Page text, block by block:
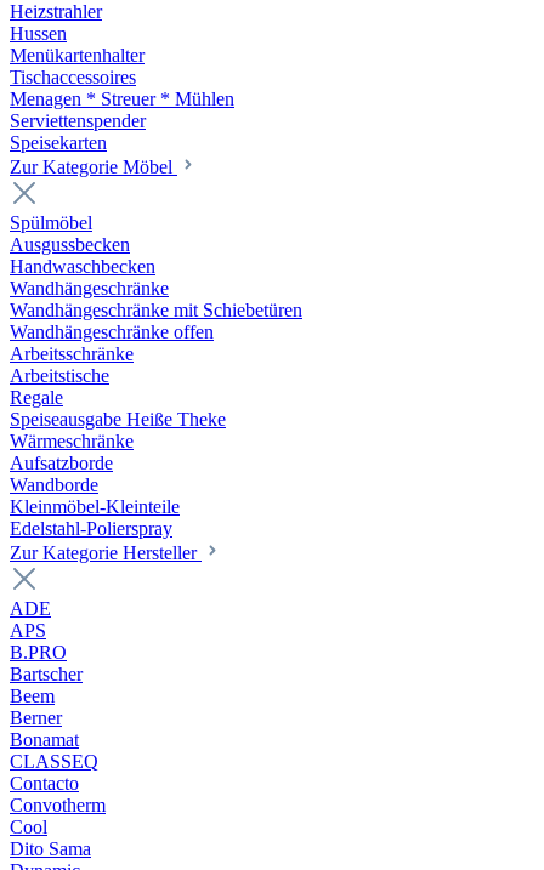
Heizstrahler
Hussen
Menükartenhalter
Tischaccessoires
Menagen * Streuer * Mühlen
Serviettenspender
Speisekarten
Zur Kategorie Möbel
Spülmöbel
Ausgussbecken
Handwaschbecken
Wandhängeschränke
Wandhängeschränke mit Schiebetüren
Wandhängeschränke offen
Arbeitsschränke
Arbeitstische
Regale
Speiseausgabe Heiße Theke
Wärmeschränke
Aufsatzborde
Wandborde
Kleinmöbel-Kleinteile
Edelstahl-Polierspray
Zur Kategorie Hersteller
ADE
APS
B.PRO
Bartscher
Beem
Berner
Bonamat
CLASSEQ
Contacto
Convotherm
Cool
Dito Sama